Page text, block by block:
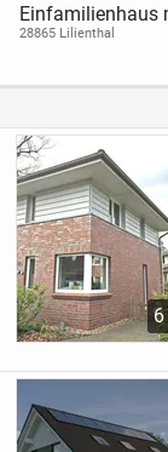
Einfamilienhaus
und massivem
28865 Lilienthal
6